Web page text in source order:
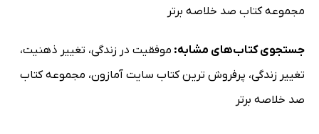
مجموعه کتاب صد خلاصه برتر
جستجوی کتاب‌های مشابه: موفقیت در زندگی، تغییر ذهنیت،
تغییر زندگی، پرفروش ترین کتاب سایت آمازون، مجموعه کتاب
صد خلاصه برتر